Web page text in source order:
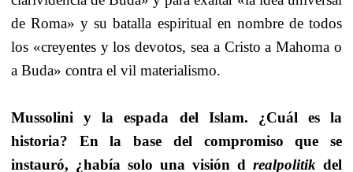
de Roma» y su batalla espiritual en nombre de todos
los «creyentes y los devotos, sea a Cristo a Mahoma o
a Buda» contra el vil materialismo.
Mussolini y la espada del Islam. ¿Cuál es la
historia? En la base del compromiso que se
instauró, ¿había solo una visión d realpolitik del